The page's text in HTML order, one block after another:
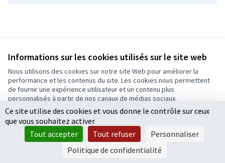
Informations sur les cookies utilisés sur le site web
Nous utilisons des cookies sur notre site Web pour améliorer la
performance et les contenus du site. Les cookies nous permettent
de fournir une expérience utilisateur et un contenu plus
personnalisés à partir de nos canaux de médias sociaux.
Tout accepter
Accepter seulement les cookies essentiels
Paramètres
Conditions d'utilisation
Paramètres des cookies
Ecrivons Angers sur X
(Lien externe)
Ecrivons Angers sur Facebook
(Lien externe)
logiciel libre Decidim
(Lien externe)
.
Licence
(Lien
Ce site utilise des cookies et vous donne le contrôle sur ceux
que vous souhaitez activer
Tout accepter
Tout refuser
Personnaliser
Politique de confidentialité